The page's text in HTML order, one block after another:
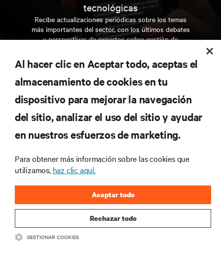
tecnológicas
Recibe actualizaciones periódicas sobre los temas
más importantes del sector, con los últimos debates
y perspectivas de expertos sobre gestión de
REGÍSTRATE AHORA
SOPORTE
CORPORATIVO
CONECTA CON NOSOTROS
Al hacer clic en Aceptar todo, aceptas el
almacenamiento de cookies en tu
dispositivo para mejorar la navegación
del sitio, analizar el uso del sitio y ayudar
en nuestros esfuerzos de marketing.
Para obtener más información sobre las cookies que
utilizamos, haz clic aquí.
Rechazar todo
Aceptar todo
GESTIONAR COOKIES